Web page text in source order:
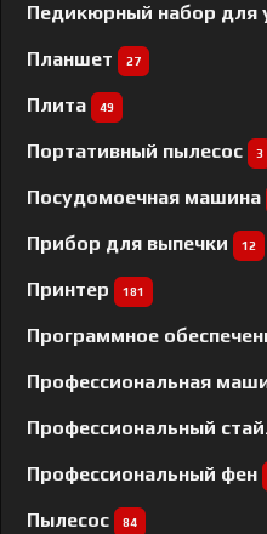
Педикюрный набор для
Планшет 27
Плита 49
Портативный пылесос 3
Посудомоечная машина
Прибор для выпечки 12
Принтер 181
Программное
Профессиональная
Профессиональный
Профессиональный фен
Пылесос 84